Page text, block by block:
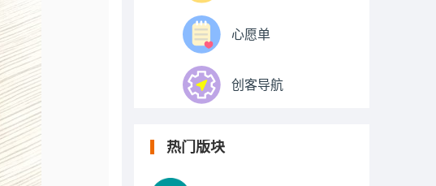
心愿单
创客导航
热门版块